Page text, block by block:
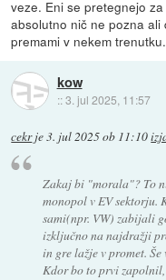
veze. Eni se pretegnejo
absolutno nič ne pozna
premami v nekem trenutku.
kow
::3. jul 2025, 11:57
cekrje3. jul 2025 ob 11:10
Zakaj bi "morala"? To
monopol v EV sektorju.
sami(npr. VW) zabijali
izključno na najdražji
in gre lažje v promet.
Kdor bo to prvi zapolnil,